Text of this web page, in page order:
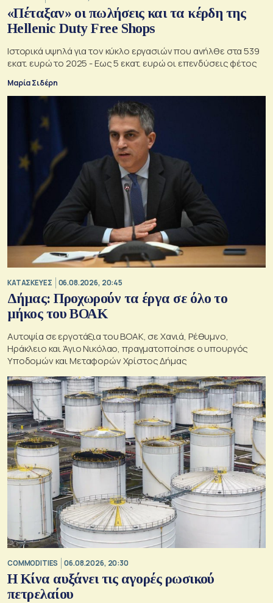
«Πέταξαν» οι πωλήσεις και τα κέρδη της
Hellenic Duty Free Shops
Ιστορικά υψηλά για τον κύκλο εργασιών που ανήλθε στα 539
εκατ. ευρώ το 2025 - Εως 5 εκατ. ευρώ οι επενδύσεις φέτος
Μαρία Σιδέρη
ΚΑΤΑΣΚΕΥΕΣ 06.08.2026, 20:45
Δήμας: Προχωρούν τα έργα σε όλο το
μήκος του ΒΟΑΚ
Αυτοψία σε εργοτάξια του ΒΟΑΚ, σε Χανιά, Ρέθυμνο,
Ηράκλειο και Άγιο Νικόλαο, πραγματοποίησε ο υπουργός
Υποδομών και Μεταφορών Χρίστος Δήμας
COMMODITIES 06.08.2026, 20:30
Η Κίνα αυξάνει τις αγορές ρωσικού
πετρελαίου